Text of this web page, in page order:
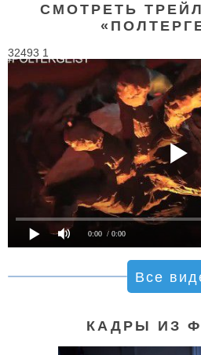
СМОТРЕТЬ
32493 1
0:00 / 0:00
Все
КАДРЫ ИЗ